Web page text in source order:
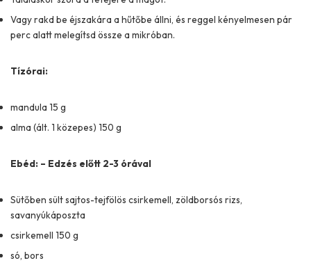
Vagy rakd be éjszakára a hűtőbe állni, és reggel kényelmesen pár
perc alatt melegítsd össze a mikróban.
Tízórai:
mandula 15 g
alma (ált. 1 közepes) 150 g
Ebéd: – Edzés előtt 2-3 órával
Sütőben sült sajtos-tejfölös csirkemell, zöldborsós rizs,
savanyúkáposzta
csirkemell 150 g
só, bors